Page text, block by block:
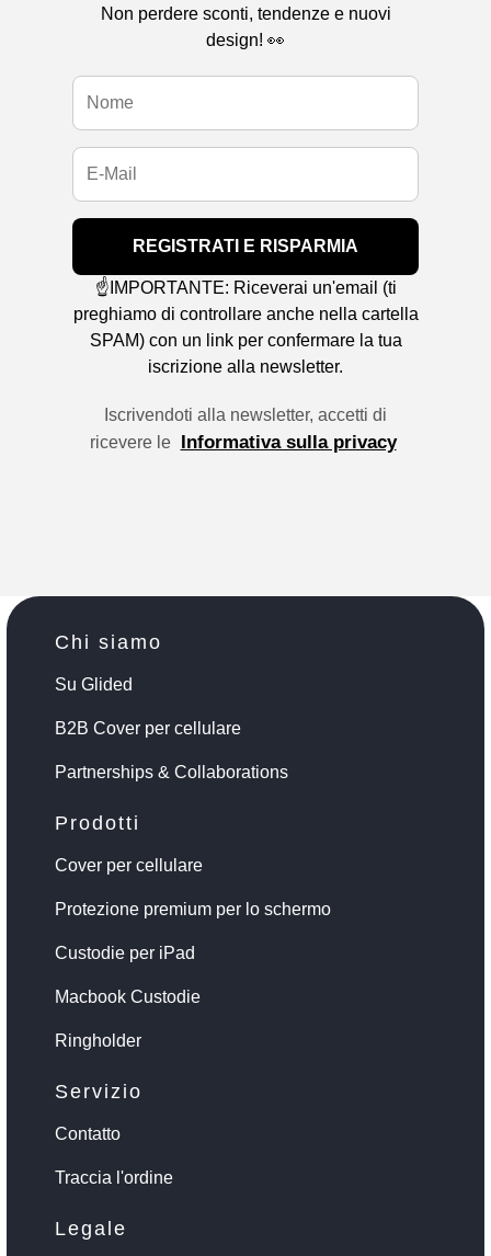
Non perdere sconti, tendenze e nuovi
design! 👀
REGISTRATI E RISPARMIA
☝️IMPORTANTE: Riceverai un'email (ti
preghiamo di controllare anche nella cartella
SPAM) con un link per confermare la tua
iscrizione alla newsletter.
Iscrivendoti alla newsletter, accetti di
ricevere le Informativa sulla privacy
Chi siamo
Su Glided
B2B Cover per cellulare
Partnerships & Collaborations
Prodotti
Cover per cellulare
Protezione premium per lo schermo
Custodie per iPad
Macbook Custodie
Ringholder
Servizio
Contatto
Traccia l'ordine
Legale